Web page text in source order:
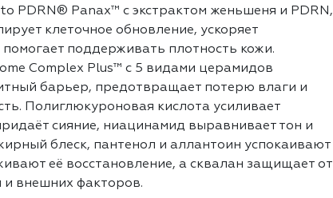
PDRN® Panax™ с экстрактом женьшеня и PDRN,
клеточное обновление, ускоряет
поддерживать плотность кожи.
Complex Plus™ с 5 видами церамидов
барьер, предотвращает потерю влаги и
Полиглюкуроновая кислота усиливает
сияние, ниацинамид выравнивает тон и
блеск, пантенол и аллантоин успокаивают
её восстановление, а сквалан защищает от
и внешних факторов.